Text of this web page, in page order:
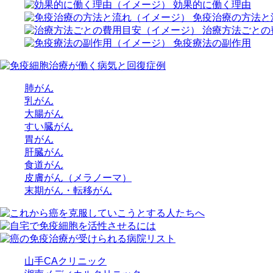
効果的に働く理由
免疫治療の方法と
治療方法ごとの
免疫療法の副作用
肺がん
乳がん
大腸がん
すい臓がん
胃がん
肝臓がん
食道がん
皮膚がん（メラノーマ）
末期がん・転移がん
山手CAクリニック